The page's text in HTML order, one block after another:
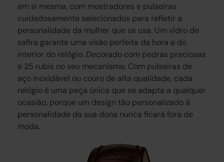
em si mesma, com mostradores e pulseiras
cuidadosamente selecionados para refletir a
personalidade da mulher que os usa. Um vidro de
safira garante uma visão perfeita da hora e do
interior do relógio. Decorado com pedras preciosas
e 25 rubis no seu mecanismo. Com pulseiras de
aço inoxidável ou couro de alta qualidade, cada
relógio é uma peça única que se adapta a qualquer
ocasião, porque um design tão personalizado à
personalidade da sua dona nunca ficará fora de
moda.